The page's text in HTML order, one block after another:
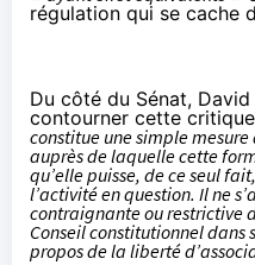
régulation qui se cache
Du côté du Sénat,
contourner cette
constitue une simple
auprès de laquelle cette
qu’elle puisse, de ce seul
l’activité en question. Il ne
contraignante ou restrictive
Conseil constitutionnel dans
propos de la liberté